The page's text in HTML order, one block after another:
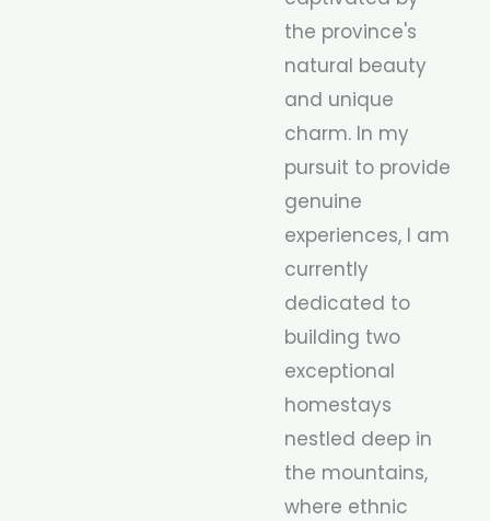
the province's
natural beauty
and unique
charm. In my
pursuit to provide
genuine
experiences, I am
currently
dedicated to
building two
exceptional
homestays
nestled deep in
the mountains,
where ethnic